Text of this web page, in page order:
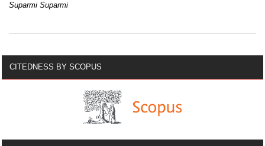
Suparmi Suparmi
CITEDNESS BY SCOPUS